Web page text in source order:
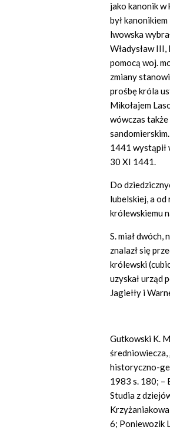
jako kanonik w
był
lwowska
Władysław
pomocą woj.
zmiany
prośbę króla
Mikołajem
wówczas
1441 wystąpił
30 XI 1441.
Do
lubelskiej, a od
królewskiemu
S. miał
znalazł się
królewski
uzyskał urząd
Jagiełły i
Gutkowski K.
średniowiecza,
historyczno-
1983 s. 180; –
Studia z
Krzyżaniakowa
6; Poniewozik